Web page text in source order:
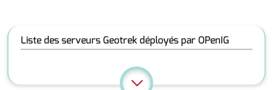
Liste des serveurs Geotrek déployés par OPenIG